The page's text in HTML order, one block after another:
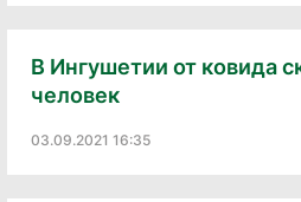
В Ингушетии от ковида
человек
03.09.2021 16:35